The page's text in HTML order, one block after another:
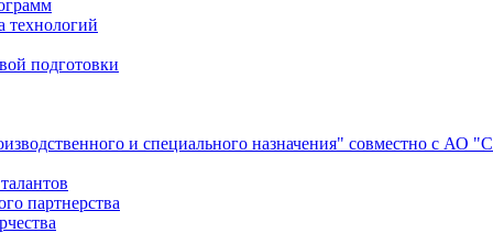
технологий
подготовки
и специального назначения" совместно с
партнерства